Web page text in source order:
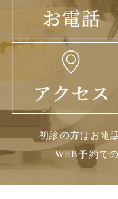
初診の方はお電
WEB予約で